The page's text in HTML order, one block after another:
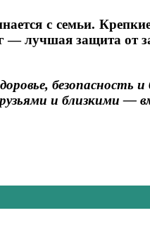
с семьи.
— лучшая защита от
безопасность и
и близкими —